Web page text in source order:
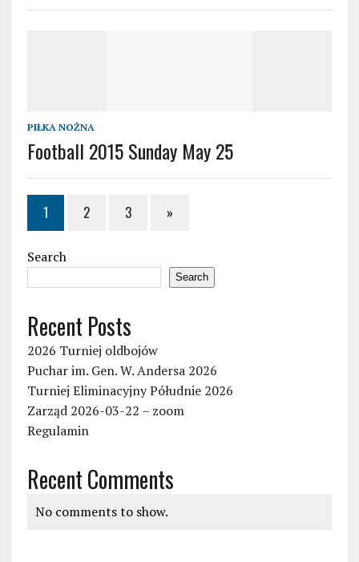
PIŁKA NOŻNA
Football 2015 Sunday May 25
1 2 3 »
Search
Search
Recent Posts
2026 Turniej oldbojów
Puchar im. Gen. W. Andersa 2026
Turniej Eliminacyjny Półudnie 2026
Zarząd 2026-03-22 – zoom
Regulamin
Recent Comments
No comments to show.